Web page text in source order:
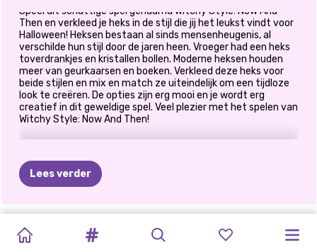
Speel dit schattige spel genaamd Witchy Style: Now And
Then en verkleed je heks in de stijl die jij het leukst vindt voor
Halloween! Heksen bestaan al sinds mensenheugenis, al
verschilde hun stijl door de jaren heen. Vroeger had een heks
toverdrankjes en kristallen bollen. Moderne heksen houden
meer van geurkaarsen en boeken. Verkleed deze heks voor
beide stijlen en mix en match ze uiteindelijk om een tijdloze
look te creëren. De opties zijn erg mooi en je wordt erg
creatief in dit geweldige spel. Veel plezier met het spelen van
Witchy Style: Now And Then!
Lees verder
UPSTUDIO
UPTRENDS
PRINSES
KARDASHIANS
SPOOKACHTIGE
ALL
WITCHY
MODERNE
HALLOWEEN-
FASHIONISTA
ZUSTERS
HALLOWEENFEEST
WITCHY-
STIJL:
PRINSESSEN